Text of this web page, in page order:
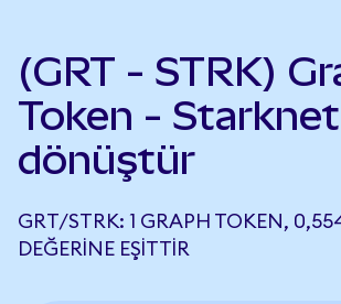
(GRT - STRK)
Token - Starknet
dönüştür
GRT/STRK: 1 GRAPH TOKEN,
DEĞERINE EŞITTIR